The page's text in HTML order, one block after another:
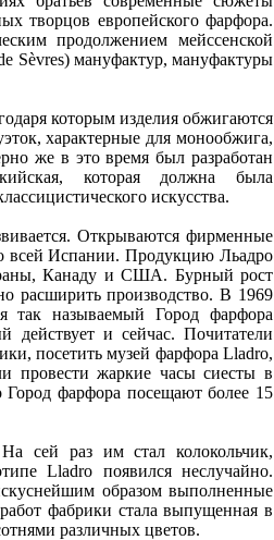
творцов европейского фарфора.
продолжением мейссенской
Sèvres) мануфактур, мануфактуры
которым изделия обжигаются
характерные для монообжига,
же в это время был разработан
которая должна была
искусства.
Открываются фирменные
всей Испании. Продукцию Льадро
Канаду и США. Бурный рост
расширить производство. В 1969
так называемый Город фарфора
действует и сейчас. Почитатели
посетить музей фарфора Lladro,
провести жаркие часы сиесты в
Город фарфора посещают более 15
сей раз им стал колокольчик,
Lladro появился неслучайно.
образом выполненные
фабрики стала выпущенная в
различных цветов.